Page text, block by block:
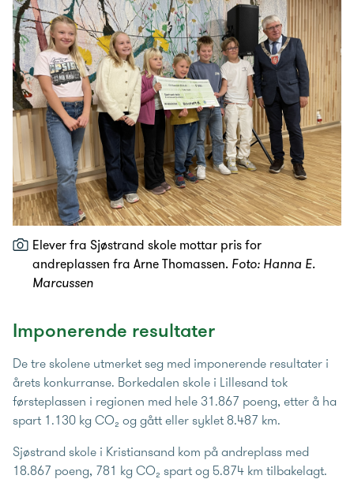
Elever fra Sjøstrand skole mottar pris for
andreplassen fra Arne Thomassen. Foto: Hanna E.
Marcussen
Imponerende resultater
De tre skolene utmerket seg med imponerende resultater i
årets konkurranse. Borkedalen skole i Lillesand tok
førsteplassen i regionen med hele 31.867 poeng, etter å ha
spart 1.130 kg CO₂ og gått eller syklet 8.487 km.
Sjøstrand skole i Kristiansand kom på andreplass med
18.867 poeng, 781 kg CO₂ spart og 5.874 km tilbakelagt.